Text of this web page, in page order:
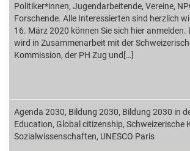
Politiker*innen, Jugendarbeitende, Vereine,
Forschende. Alle Interessierten sind herzlich
16. März 2020 können Sie sich hier anmelden.
wird in Zusammenarbeit mit der
Kommission, der PH Zug und[…]
Agenda 2030, Bildung 2030, Bildung 2030 in
Education, Global citizenship, Schweizerische
Sozialwissenschaften, UNESCO Paris